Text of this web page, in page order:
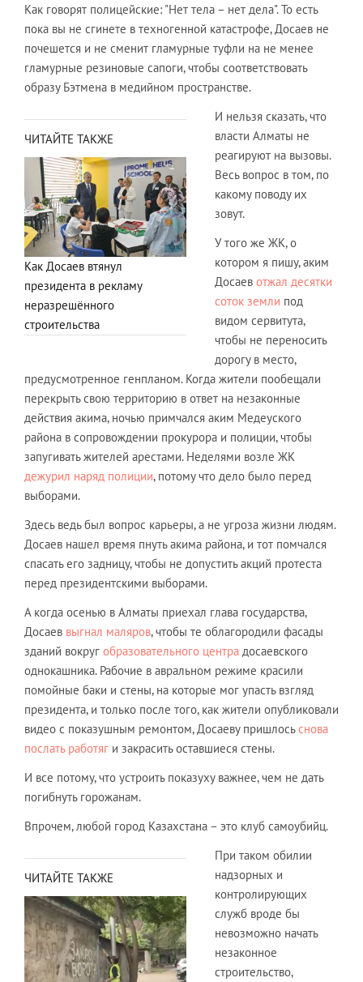
Как говорят полицейские: "Нет тела – нет дела". То есть
пока вы не сгинете в техногенной катастрофе, Досаев не
почешется и не сменит гламурные туфли на не менее
гламурные резиновые сапоги, чтобы соответствовать
образу Бэтмена в медийном пространстве.
ЧИТАЙТЕ ТАКЖЕ
Как Досаев втянул
президента в рекламу
неразрешённого
строительства
И нельзя сказать, что
власти Алматы не
реагируют на вызовы.
Весь вопрос в том, по
какому поводу их
зовут.
У того же ЖК, о
котором я пишу, аким
Досаев отжал десятки
соток земли под
видом сервитута,
чтобы не переносить
дорогу в место,
предусмотренное генпланом. Когда жители пообещали
перекрыть свою территорию в ответ на незаконные
действия акима, ночью примчался аким Медеуского
района в сопровождении прокурора и полиции, чтобы
запугивать жителей арестами. Неделями возле ЖК
дежурил наряд полиции, потому что дело было перед
выборами.
Здесь ведь был вопрос карьеры, а не угроза жизни людям.
Досаев нашел время пнуть акима района, и тот помчался
спасать его задницу, чтобы не допустить акций протеста
перед президентскими выборами.
А когда осенью в Алматы приехал глава государства,
Досаев выгнал маляров, чтобы те облагородили фасады
зданий вокруг образовательного центра досаевского
однокашника. Рабочие в авральном режиме красили
помойные баки и стены, на которые мог упасть взгляд
президента, и только после того, как жители опубликовали
видео с показушным ремонтом, Досаеву пришлосьснова
послать работяг и закрасить оставшиеся стены.
И все потому, что устроить показуху важнее, чем не дать
погибнуть горожанам.
Впрочем, любой город Казахстана – это клуб самоубийц.
ЧИТАЙТЕ ТАКЖЕ
При таком обилии
надзорных и
контролирующих
служб вроде бы
невозможно начать
незаконное
строительство,